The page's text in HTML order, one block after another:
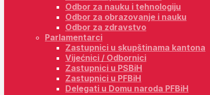
Odbor za nauku i tehnologiju
Odbor za obrazovanje i nauku
Odbor za zdravstvo
Parlamentarci
Zastupnici u skupštinama kantona
Vijećnici / Odbornici
Zastupnici u PSBiH
Zastupnici u PFBiH
Delegati u Domu naroda PFBiH